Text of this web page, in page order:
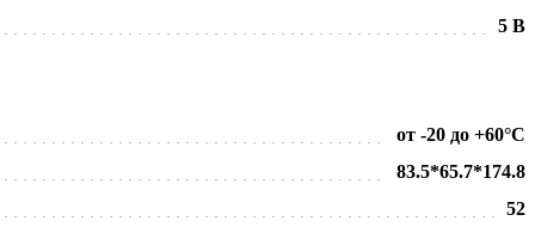
5 В
от -20 до +60°C
83.5*65.7*174.8
52